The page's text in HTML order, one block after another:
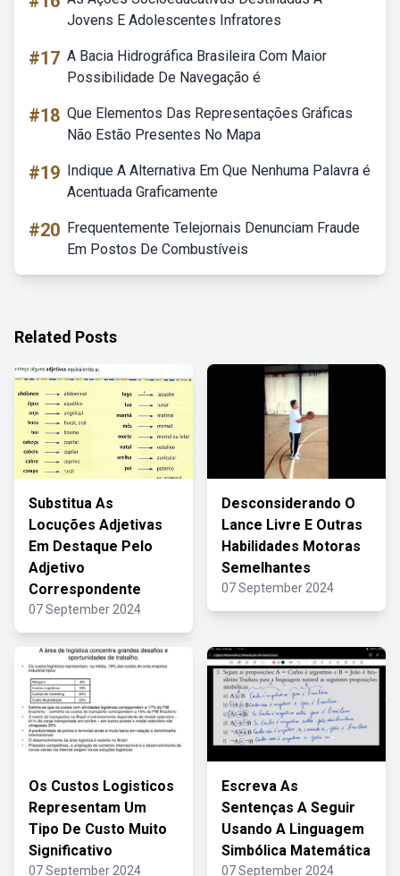
Jovens E Adolescentes Infratores
#17 A Bacia Hidrográfica Brasileira Com Maior
Possibilidade De Navegação é
#18 Que Elementos Das Representações Gráficas
Não Estão Presentes No Mapa
#19 Indique A Alternativa Em Que Nenhuma Palavra é
Acentuada Graficamente
#20 Frequentemente Telejornais Denunciam Fraude
Em Postos De Combustíveis
Related Posts
Substitua As
Locuções Adjetivas
Em Destaque Pelo
Adjetivo
Correspondente
07 September 2024
Desconsiderando O
Lance Livre E Outras
Habilidades Motoras
Semelhantes
07 September 2024
Os Custos Logisticos
Representam Um
Tipo De Custo Muito
Significativo
07 September 2024
Escreva As
Sentenças A Seguir
Usando A Linguagem
Simbólica Matemática
07 September 2024